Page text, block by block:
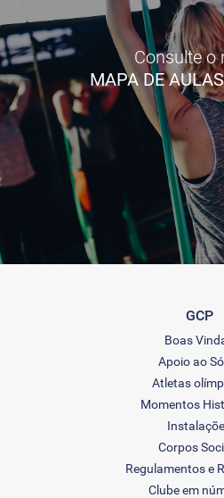
Consulte o
MAPA DE
GCP
Boas
Apoio ao
Atletas
Momentos
Corpos
Regulamentos e
Clube em